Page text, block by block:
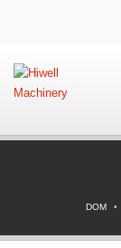
DOM